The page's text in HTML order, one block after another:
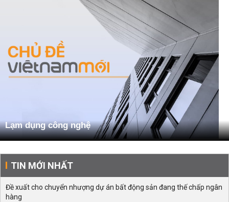
Lạm dụng công nghệ
TIN MỚI NHẤT
Đề xuất cho chuyển nhượng dự án bất động sản đang thế chấp ngân
hàng